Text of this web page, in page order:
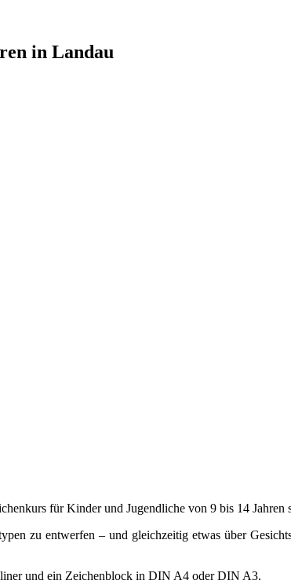
in Landau
für Kinder und Jugendliche von 9 bis 14 Jahren
zu entwerfen – und gleichzeitig etwas über
und ein Zeichenblock in DIN A4 oder DIN A3.